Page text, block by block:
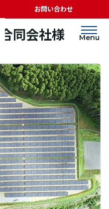
お問い合わせ
Menu
同会社様
同会社様